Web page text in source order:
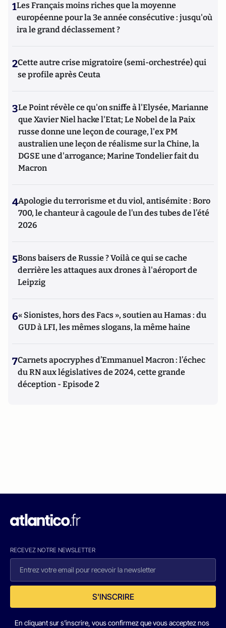
1Les Français moins riches que la moyenne
européenne pour la 3e année consécutive : jusqu'où
ira le grand déclassement ?
2Cette autre crise migratoire (semi-orchestrée) qui
se profile après Ceuta
3Le Point révèle ce qu'on sniffe à l'Elysée, Marianne
que Xavier Niel hacke l'Etat; Le Nobel de la Paix
russe donne une leçon de courage, l'ex PM
australien une leçon de réalisme sur la Chine, la
DGSE une d'arrogance; Marine Tondelier fait du
Macron
4Apologie du terrorisme et du viol, antisémite : Boro
700, le chanteur à cagoule de l’un des tubes de l’été
2026
5Bons baisers de Russie ? Voilà ce qui se cache
derrière les attaques aux drones à l'aéroport de
Leipzig
6« Sionistes, hors des Facs », soutien au Hamas : du
GUD à LFI, les mêmes slogans, la même haine
7Carnets apocryphes d’Emmanuel Macron : l’échec
du RN aux législatives de 2024, cette grande
déception - Episode 2
RECEVEZ NOTRE NEWSLETTER
S'INSCRIRE
En cliquant sur s'inscrire, vous confirmez que vous acceptez nos